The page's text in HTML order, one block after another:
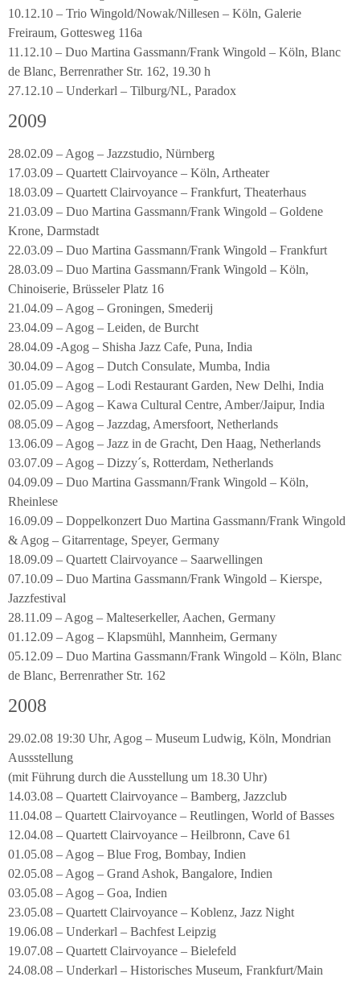
10.12.10 – Trio Wingold/Nowak/Nillesen – Köln, Galerie
Freiraum, Gottesweg 116a
11.12.10 – Duo Martina Gassmann/Frank Wingold – Köln, Blanc
de Blanc, Berrenrather Str. 162, 19.30 h
27.12.10 – Underkarl – Tilburg/NL, Paradox
2009
28.02.09 – Agog – Jazzstudio, Nürnberg
17.03.09 – Quartett Clairvoyance – Köln, Artheater
18.03.09 – Quartett Clairvoyance – Frankfurt, Theaterhaus
21.03.09 – Duo Martina Gassmann/Frank Wingold – Goldene
Krone, Darmstadt
22.03.09 – Duo Martina Gassmann/Frank Wingold – Frankfurt
28.03.09 – Duo Martina Gassmann/Frank Wingold – Köln,
Chinoiserie, Brüsseler Platz 16
21.04.09 – Agog – Groningen, Smederij
23.04.09 – Agog – Leiden, de Burcht
28.04.09 -Agog – Shisha Jazz Cafe, Puna, India
30.04.09 – Agog – Dutch Consulate, Mumba, India
01.05.09 – Agog – Lodi Restaurant Garden, New Delhi, India
02.05.09 – Agog – Kawa Cultural Centre, Amber/Jaipur, India
08.05.09 – Agog – Jazzdag, Amersfoort, Netherlands
13.06.09 – Agog – Jazz in de Gracht, Den Haag, Netherlands
03.07.09 – Agog – Dizzy´s, Rotterdam, Netherlands
04.09.09 – Duo Martina Gassmann/Frank Wingold – Köln,
Rheinlese
16.09.09 – Doppelkonzert Duo Martina Gassmann/Frank Wingold
& Agog – Gitarrentage, Speyer, Germany
18.09.09 – Quartett Clairvoyance – Saarwellingen
07.10.09 – Duo Martina Gassmann/Frank Wingold – Kierspe,
Jazzfestival
28.11.09 – Agog – Malteserkeller, Aachen, Germany
01.12.09 – Agog – Klapsmühl, Mannheim, Germany
05.12.09 – Duo Martina Gassmann/Frank Wingold – Köln, Blanc
de Blanc, Berrenrather Str. 162
2008
29.02.08 19:30 Uhr, Agog – Museum Ludwig, Köln, Mondrian
Aussstellung
(mit Führung durch die Ausstellung um 18.30 Uhr)
14.03.08 – Quartett Clairvoyance – Bamberg, Jazzclub
11.04.08 – Quartett Clairvoyance – Reutlingen, World of Basses
12.04.08 – Quartett Clairvoyance – Heilbronn, Cave 61
01.05.08 – Agog – Blue Frog, Bombay, Indien
02.05.08 – Agog – Grand Ashok, Bangalore, Indien
03.05.08 – Agog – Goa, Indien
23.05.08 – Quartett Clairvoyance – Koblenz, Jazz Night
19.06.08 – Underkarl – Bachfest Leipzig
19.07.08 – Quartett Clairvoyance – Bielefeld
24.08.08 – Underkarl – Historisches Museum, Frankfurt/Main